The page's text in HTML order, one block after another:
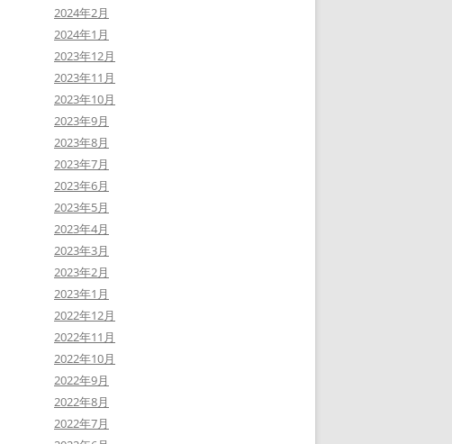
2024年2月
2024年1月
2023年12月
2023年11月
2023年10月
2023年9月
2023年8月
2023年7月
2023年6月
2023年5月
2023年4月
2023年3月
2023年2月
2023年1月
2022年12月
2022年11月
2022年10月
2022年9月
2022年8月
2022年7月